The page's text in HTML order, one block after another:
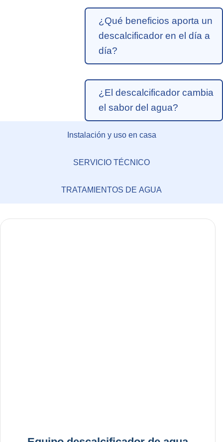
Instalación y uso en casa
SERVICIO TÉCNICO
TRATAMIENTOS DE AGUA
¿Qué beneficios aporta un
descalcificador en el día a
día?
¿El descalcificador cambia
el sabor del agua?